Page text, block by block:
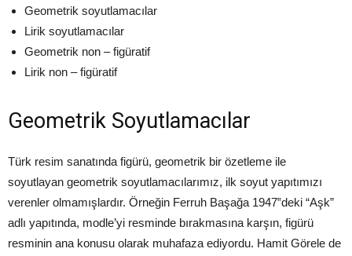
Geometrik soyutlamacılar
Lirik soyutlamacılar
Geometrik non – figüratif
Lirik non – figüratif
Geometrik Soyutlamacılar
Türk resim sanatında figürü, geometrik bir özetleme ile
soyutlayan geometrik soyutlamacılarımız, ilk soyut yapıtımızı
verenler olmamışlardır. Örneğin Ferruh Başağa 1947‟deki “Aşk”
adlı yapıtında, modle’yi resminde bırakmasına karşın, figürü
resminin ana konusu olarak muhafaza ediyordu. Hamit Görele de